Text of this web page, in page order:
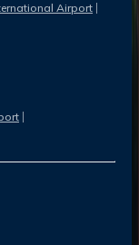
Airport